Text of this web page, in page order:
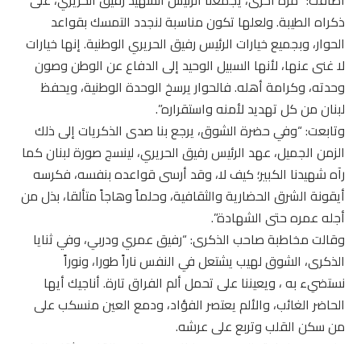
ذكراه الطيبة. ولعلها تكون مناسبة لنجدد التمسك بقواعد
الحوار، وبجميع خيارات الرئيس رفيق الحريري الوطنية. إنها خيارات
لا غنى عنها، لأنها السبيل الوحيد إلى الدفاع عن الوطن وصون
وحدته، وكرامة أهله. فالحوار يرسخ الوحدة الوطنية، ويحفظ
لبنان من كل تهديد لأمنه واستقراره”.
وتابعت: “وفي حضرة الشوق، يرجع بنا صدى الذكريات إلى ذلك
الزمن الجميل، عهد الرئيس رفيق الحريري، لينسج صورة لبنان كما
رآه شهيدنا الكبير؛ كيف لا، وقد أرسى قواعده بنفسه، فكرسه
أيقونة الشرق الحضارية والثقافية، وحلماً وهاجاً متألقا، بذل من
أجله عمره حتى الشهادة”.
وقالت مخاطبة صاحب الذكرى: “رفيق عمري ودربي، وفي ثنايا
الذكرى، الشوق لهيب يشتعل في النفس ناراً طورا، ونوراً
نستضيء به ، ويعيننا على تحمل ألم الفراق تارة. أناجيك أيها
الحاضر الغائب، والألم يعتصر الفؤاد، ودمع العين منسكب على
من سكن القلب وتربع على عرشه.